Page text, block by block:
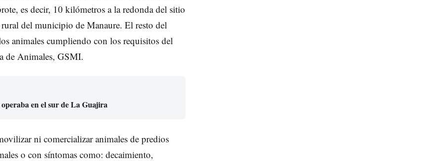
es decir, 10 kilómetros a la redonda del sitio
del municipio de Manaure. El resto del
animales cumpliendo con los requisitos del
de Animales, GSMI.
en el sur de La Guajira
ni comercializar animales de predios
o con síntomas como: decaimiento,